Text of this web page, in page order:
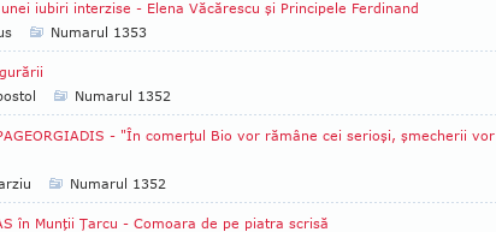
iubiri interzise - Elena Văcărescu şi Principele Ferdinand
Numarul 1353
Numarul 1352
- "În comerţul Bio vor rămâne cei serioşi, şmecherii vor
Numarul 1352
în Munţii Ţarcu - Comoara de pe piatra scrisă